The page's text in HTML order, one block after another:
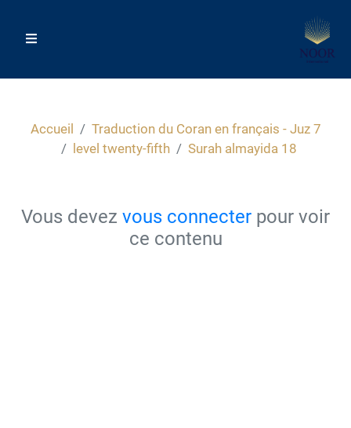
Accueil
Traduction du Coran en français - Juz 7
level twenty-fifth
Surah almayida 18
Vous devez vous connecter pour voir
ce contenu